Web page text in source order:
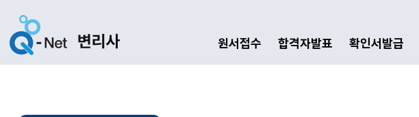
원서접수 합격자발표 확인서발급